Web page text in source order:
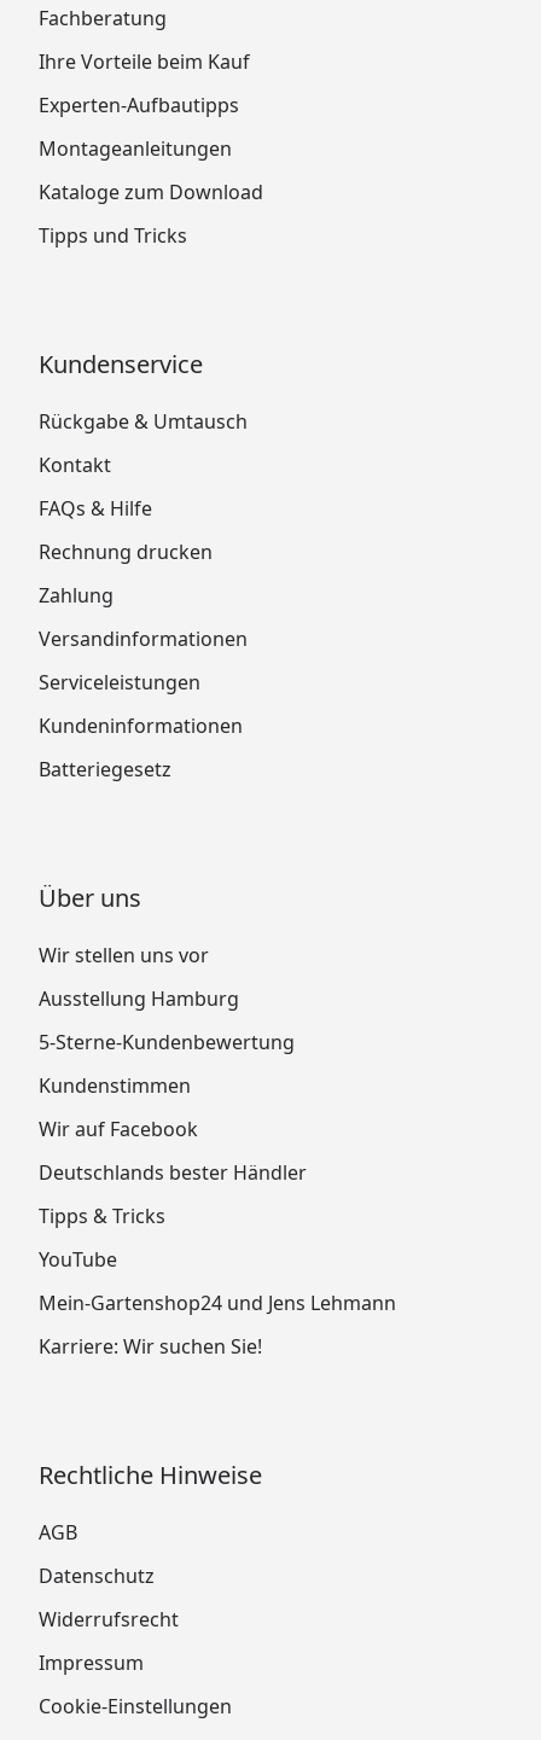
Fachberatung
Ihre Vorteile beim Kauf
Experten-Aufbautipps
Montageanleitungen
Kataloge zum Download
Tipps und Tricks
Kundenservice
Rückgabe & Umtausch
Kontakt
FAQs & Hilfe
Rechnung drucken
Zahlung
Versandinformationen
Serviceleistungen
Kundeninformationen
Batteriegesetz
Über uns
Wir stellen uns vor
Ausstellung Hamburg
5-Sterne-Kundenbewertung
Kundenstimmen
Wir auf Facebook
Deutschlands bester Händler
Tipps & Tricks
YouTube
Mein-Gartenshop24 und Jens Lehmann
Karriere: Wir suchen Sie!
Rechtliche Hinweise
AGB
Datenschutz
Widerrufsrecht
Impressum
Cookie-Einstellungen